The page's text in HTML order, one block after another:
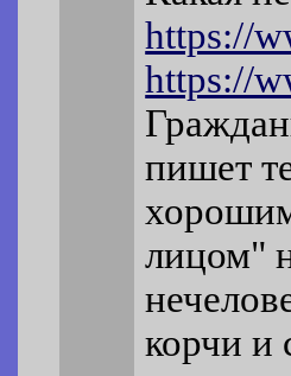
https://
https://
пишет
лицом"
корчи и